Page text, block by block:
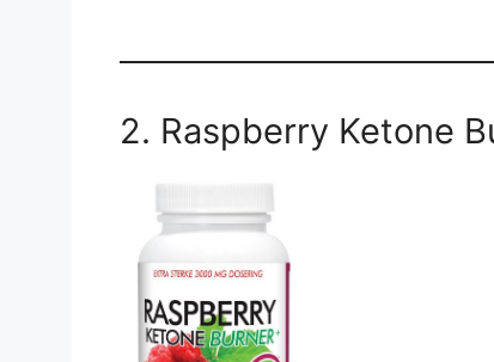
2. Raspberry Ketone